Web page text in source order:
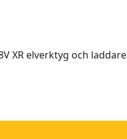
XR elverktyg och laddare